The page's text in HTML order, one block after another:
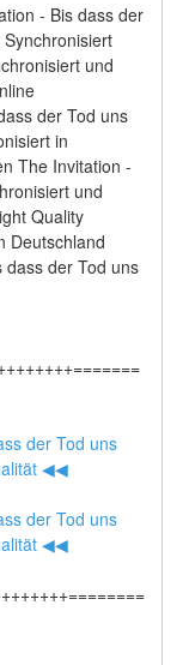
- Bis dass der
und
der Tod uns
in
The Invitation -
und
Quality
Deutschland
dass der Tod uns
der Tod uns
◀◀
der Tod uns
◀◀